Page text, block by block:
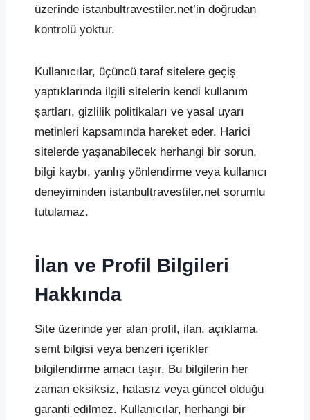
üzerinde istanbultravestiler.net’in doğrudan
kontrolü yoktur.
Kullanıcılar, üçüncü taraf sitelere geçiş
yaptıklarında ilgili sitelerin kendi kullanım
şartları, gizlilik politikaları ve yasal uyarı
metinleri kapsamında hareket eder. Harici
sitelerde yaşanabilecek herhangi bir sorun,
bilgi kaybı, yanlış yönlendirme veya kullanıcı
deneyiminden istanbultravestiler.net sorumlu
tutulamaz.
İlan ve Profil Bilgileri
Hakkında
Site üzerinde yer alan profil, ilan, açıklama,
semt bilgisi veya benzeri içerikler
bilgilendirme amacı taşır. Bu bilgilerin her
zaman eksiksiz, hatasız veya güncel olduğu
garanti edilmez. Kullanıcılar, herhangi bir